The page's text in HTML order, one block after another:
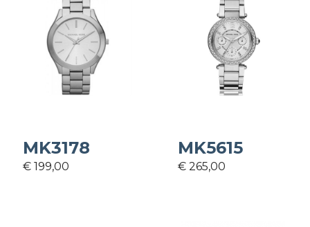
MK3178
€ 199,00
MK5615
€ 265,00